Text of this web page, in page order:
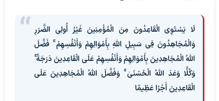
لَا یَسْتَوِی الْقَاعِدُونَ مِنَ الْمُؤْمِنِینَ غَیْرُ أُولِی الضَّرَرِ
وَالْمُجَاهِدُونَ فِی سَبِیلِ اللَّهِ بِأَمْوَالِهِمْ وَأَنْفُسِهِمْ ۚ فَضَّلَ
اللَّهُ الْمُجَاهِدِینَ بِأَمْوَالِهِمْ وَأَنْفُسِهِمْ عَلَى الْقَاعِدِینَ دَرَجَةً ۚ
وَکُلًّا وَعَدَ اللَّهُ الْحُسْنَىٰ ۚ وَفَضَّلَ اللَّهُ الْمُجَاهِدِینَ عَلَى
الْقَاعِدِینَ أَجْرًا عَظِیمًا